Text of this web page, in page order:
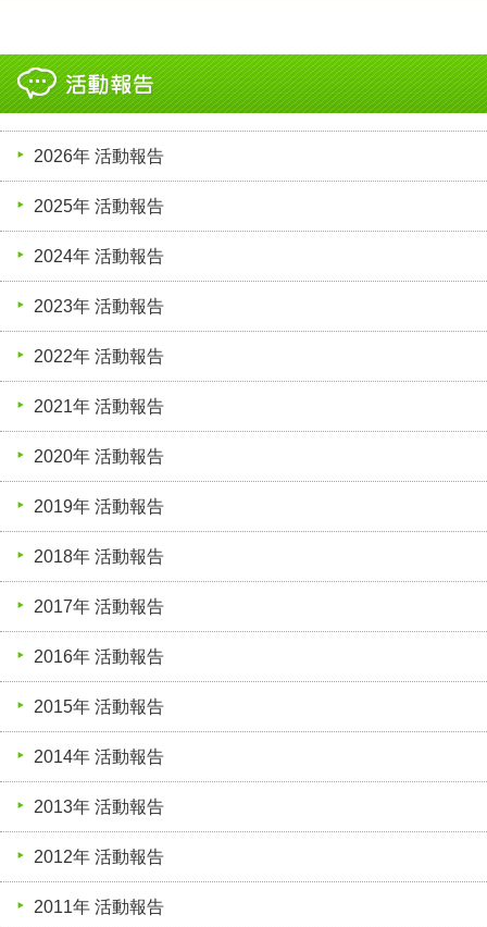
2026年 活動報告
2025年 活動報告
2024年 活動報告
2023年 活動報告
2022年 活動報告
2021年 活動報告
2020年 活動報告
2019年 活動報告
2018年 活動報告
2017年 活動報告
2016年 活動報告
2015年 活動報告
2014年 活動報告
2013年 活動報告
2012年 活動報告
2011年 活動報告